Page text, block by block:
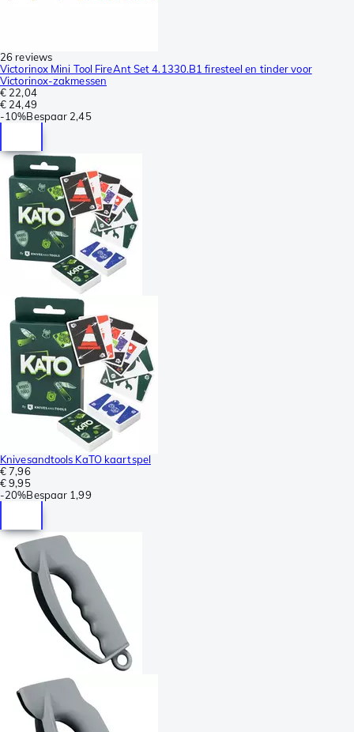
26 reviews
Victorinox Mini Tool FireAnt Set 4.1330.B1 firesteel en tinder voor
Victorinox-zakmessen
€ 22,04
€ 24,49
-10%Bespaar 2,45
Knivesandtools KaTO kaartspel
€ 7,96
€ 9,95
-20%Bespaar 1,99